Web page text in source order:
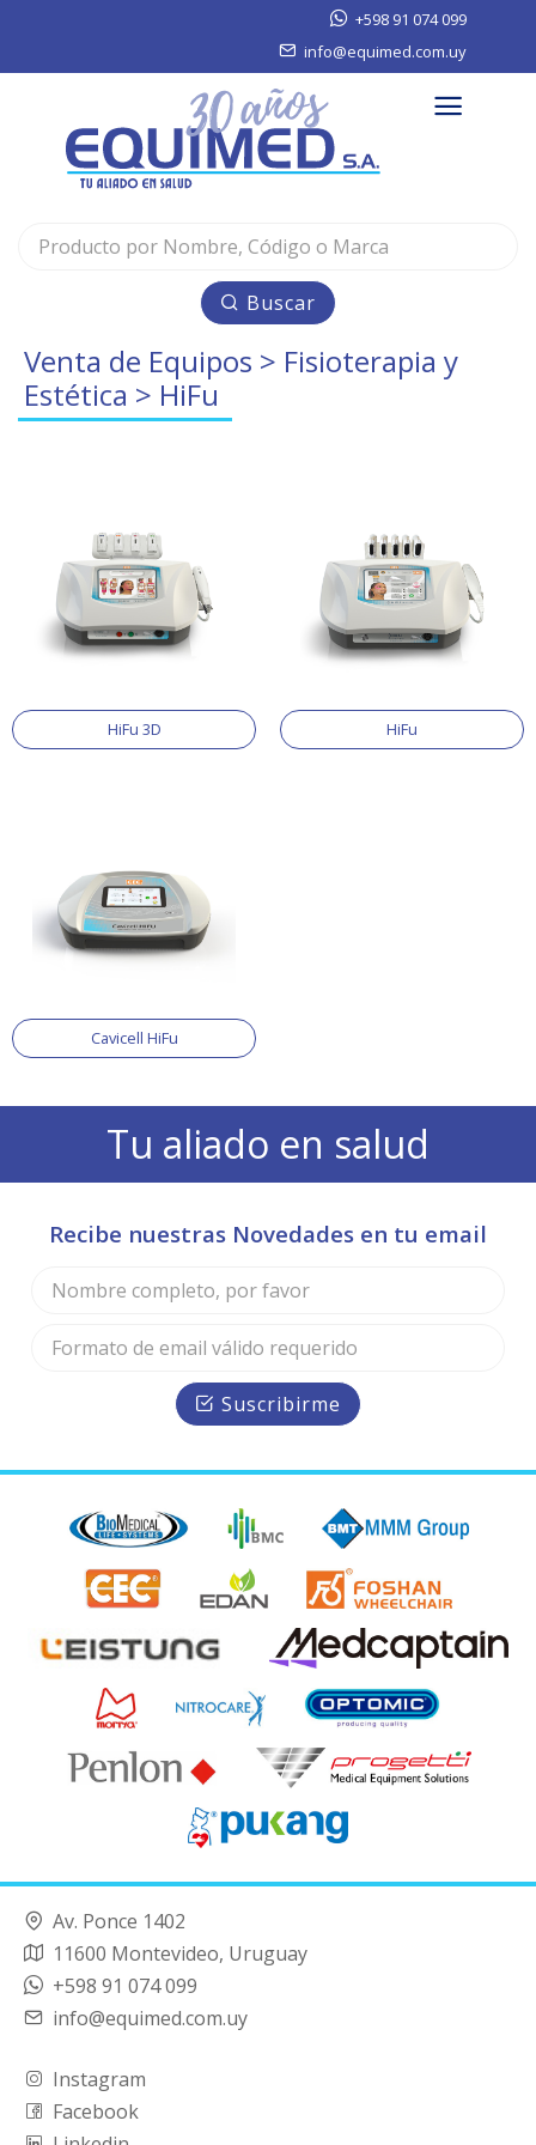
+598 91 074 099
info@equimed.com.uy
Buscar
Venta de Equipos > Fisioterapia y
Estética > HiFu
HiFu 3D HiFu
Cavicell HiFu
Tu aliado en salud
Recibe nuestras Novedades en tu email
Suscribirme
Av. Ponce 1402
11600 Montevideo, Uruguay
+598 91 074 099
info@equimed.com.uy
Instagram
Facebook